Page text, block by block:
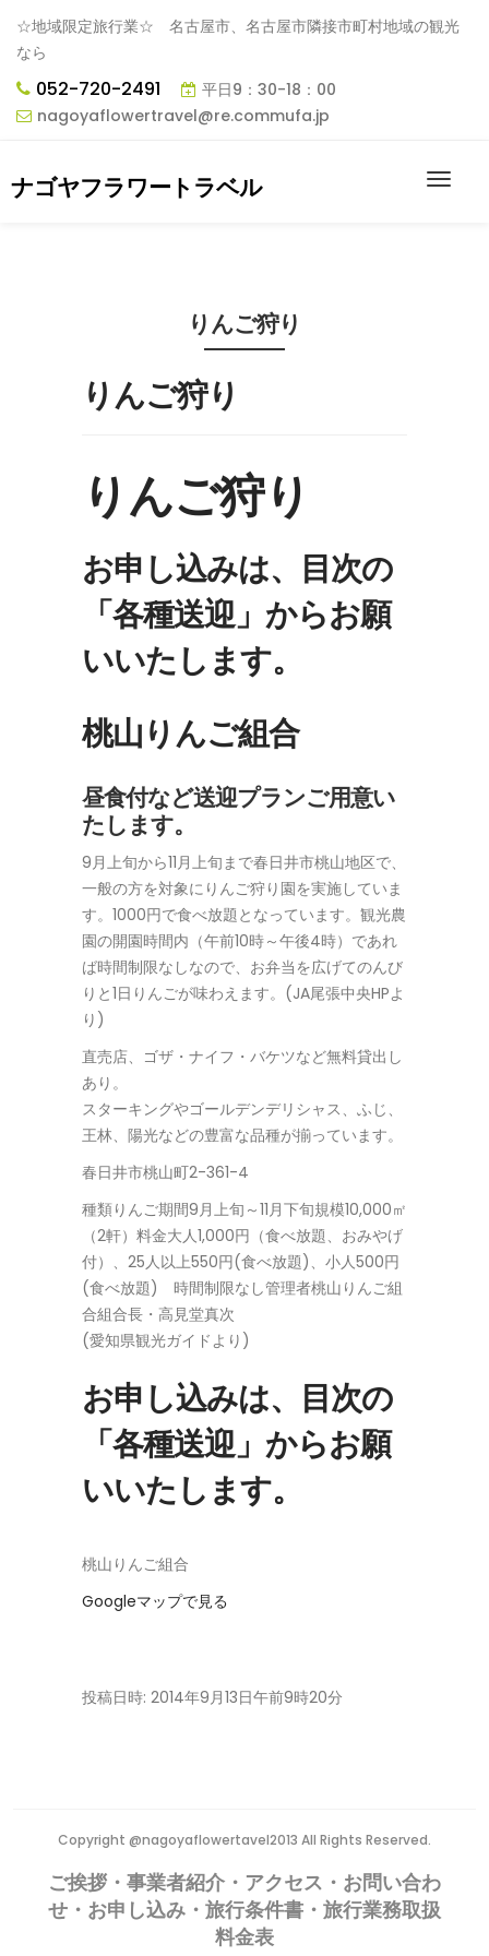
☆地域限定旅行業☆ 名古屋市、名古屋市隣接市町村地域の観光
なら
052-720-2491
平日9：30-18：00
nagoyaflowertravel@re.commufa.jp
ナゴヤフラワートラベル
りんご狩り
りんご狩り
りんご狩り
お申し込みは、目次の
「各種送迎」からお願
いいたします。
桃山りんご組合
昼食付など送迎プランご用意い
たします。
9月上旬から11月上旬まで春日井市桃山地区で、
一般の方を対象にりんご狩り園を実施していま
す。1000円で食べ放題となっています。観光農
園の開園時間内（午前10時～午後4時）であれ
ば時間制限なしなので、お弁当を広げてのんび
りと1日りんごが味わえます。(JA尾張中央HPよ
り)
直売店、ゴザ・ナイフ・バケツなど無料貸出し
あり。
スターキングやゴールデンデリシャス、ふじ、
王林、陽光などの豊富な品種が揃っています。
春日井市桃山町2-361-4
種類りんご期間9月上旬～11月下旬規模10,000㎡
（2軒）料金大人1,000円（食べ放題、おみやげ
付）、25人以上550円(食べ放題)、小人500円
(食べ放題) 時間制限なし管理者桃山りんご組
合組合長・高見堂真次
(愛知県観光ガイドより)
お申し込みは、目次の
「各種送迎」からお願
いいたします。
桃山りんご組合
Googleマップで見る
投稿日時: 2014年9月13日午前9時20分
Copyright @nagoyaflowertavel2013 All Rights Reserved.
ご挨拶・事業者紹介・アクセス・お問い合わ
せ・お申し込み・旅行条件書・旅行業務取扱
料金表